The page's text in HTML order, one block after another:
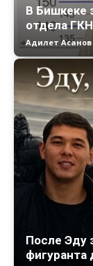
В Бишкеке
отдела
Адилет Асанов
После Эду
фигуранта